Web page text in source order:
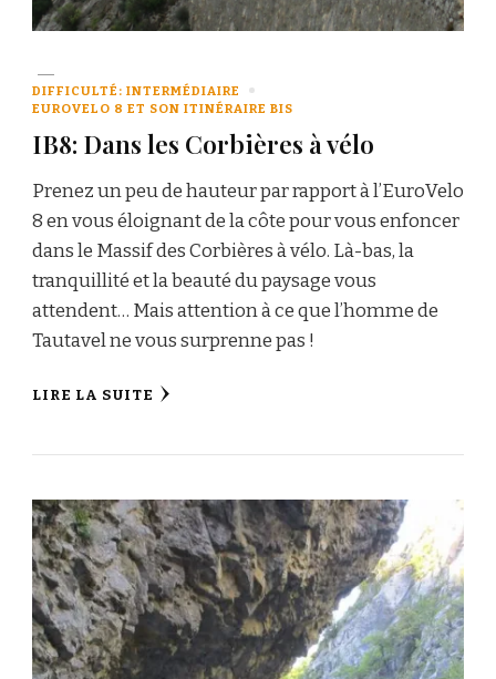
DIFFICULTÉ: INTERMÉDIAIRE
EUROVELO 8 ET SON ITINÉRAIRE BIS
IB8: Dans les Corbières à vélo
Prenez un peu de hauteur par rapport à l’EuroVelo
8 en vous éloignant de la côte pour vous enfoncer
dans le Massif des Corbières à vélo. Là-bas, la
tranquillité et la beauté du paysage vous
attendent… Mais attention à ce que l’homme de
Tautavel ne vous surprenne pas !
LIRE LA SUITE